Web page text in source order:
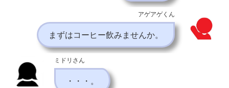
アゲアゲくん
まずはコーヒー飲みませんか。
ミドリさん
・・・。